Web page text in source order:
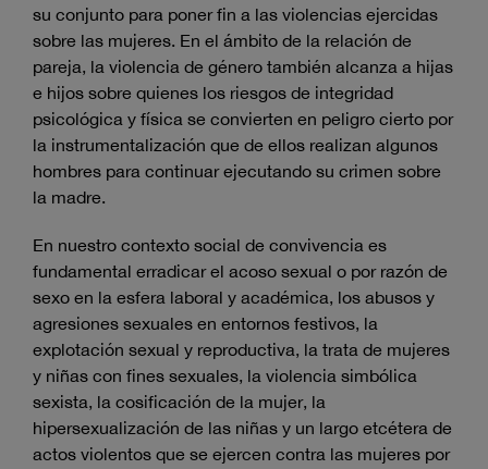
su conjunto para poner fin a las violencias ejercidas
sobre las mujeres. En el ámbito de la relación de
pareja, la violencia de género también alcanza a hijas
e hijos sobre quienes los riesgos de integridad
psicológica y física se convierten en peligro cierto por
la instrumentalización que de ellos realizan algunos
hombres para continuar ejecutando su crimen sobre
la madre.
En nuestro contexto social de convivencia es
fundamental erradicar el acoso sexual o por razón de
sexo en la esfera laboral y académica, los abusos y
agresiones sexuales en entornos festivos, la
explotación sexual y reproductiva, la trata de mujeres
y niñas con fines sexuales, la violencia simbólica
sexista, la cosificación de la mujer, la
hipersexualización de las niñas y un largo etcétera de
actos violentos que se ejercen contra las mujeres por